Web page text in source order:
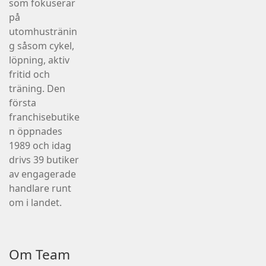
som fokuserar
på
utomhustränin
g såsom cykel,
löpning, aktiv
fritid och
träning. Den
första
franchisebutike
n öppnades
1989 och idag
drivs 39 butiker
av engagerade
handlare runt
om i landet.
Om Team